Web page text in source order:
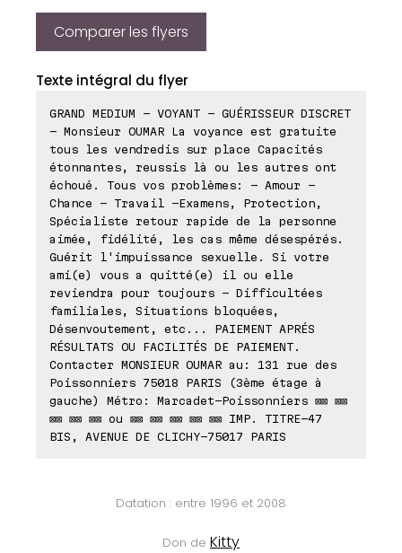
Comparer les flyers
Texte intégral du flyer
GRAND MEDIUM - VOYANT - GUÉRISSEUR DISCRET
- Monsieur OUMAR La voyance est gratuite
tous les vendredis sur place Capacités
étonnantes, reussis là ou les autres ont
échoué. Tous vos problèmes: - Amour -
Chance - Travail -Examens, Protection,
Spécialiste retour rapide de la personne
aimée, fidélité, les cas même désespérés.
Guérit l'impuissance sexuelle. Si votre
ami(e) vous a quitté(e) il ou elle
reviendra pour toujours - Difficultées
familiales, Situations bloquées,
Désenvoutement, etc... PAIEMENT APRÉS
RÉSULTATS OU FACILITÉS DE PAIEMENT.
Contacter MONSIEUR OUMAR au: 131 rue des
Poissonniers 75018 PARIS (3ème étage à
gauche) Métro: Marcadet-Poissonniers ⊠⊠ ⊠⊠
⊠⊠ ⊠⊠ ⊠⊠ ou ⊠⊠ ⊠⊠ ⊠⊠ ⊠⊠ ⊠⊠ IMP. TITRE-47
BIS, AVENUE DE CLICHY-75017 PARIS
Datation : entre 1996 et 2008
Don de Kitty